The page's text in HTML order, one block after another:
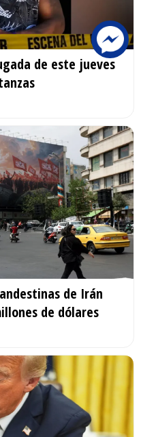
de este jueves
de Irán
de dólares